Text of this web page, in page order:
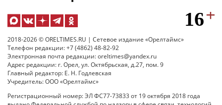
2018-2026 © ORELTIMES.RU | Сетевое издание «Орелтаймс»
Телефон редакции: +7 (4862) 48-82-92
Электронная почта редакции: oreltimes@yandex.ru
Адрес редакции: г. Орел, ул. Октябрьская, д.27, пом. 9
Главный редактор: Е. Н. Годлевская
Учредитель: ООО «Орелтаймс»
Регистрационный номер: ЭЛ ФС77-73833 от 19 октября 2018 года